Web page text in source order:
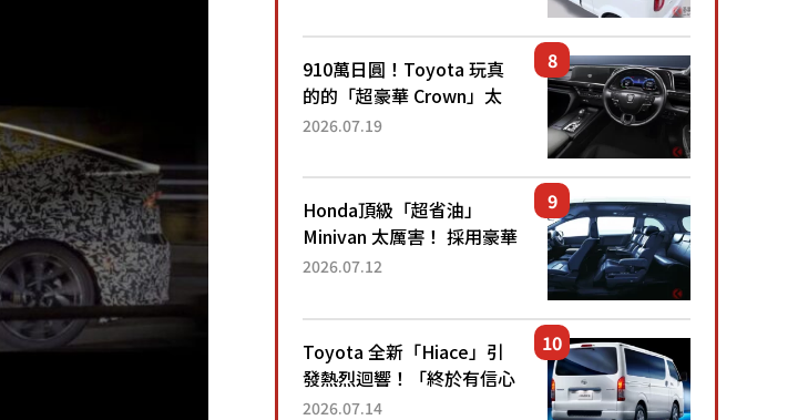
100 公里！」「免驗車真的
太棒了！...
910萬日圓！Toyota 玩真
的的「超豪華 Crown」太
厲害了！採用由「匠人技
運動化「底盤設定」！還配
備專屬豪華...
2026.07.19
Honda頂級「超省油」
Minivan 太厲害！ 採用豪華
「真皮座椅」與專屬「黑色
公里，兼具優異節能表現與
舒適「三...
2026.07.12
Toyota 全新「Hiace」引
發熱烈迴響！「終於有信心
下訂了！」「哪個等級交車
2026.07.14